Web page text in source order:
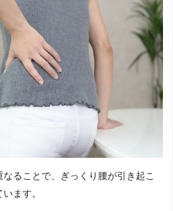
ることで、ぎっくり腰が引き起こ
ます。